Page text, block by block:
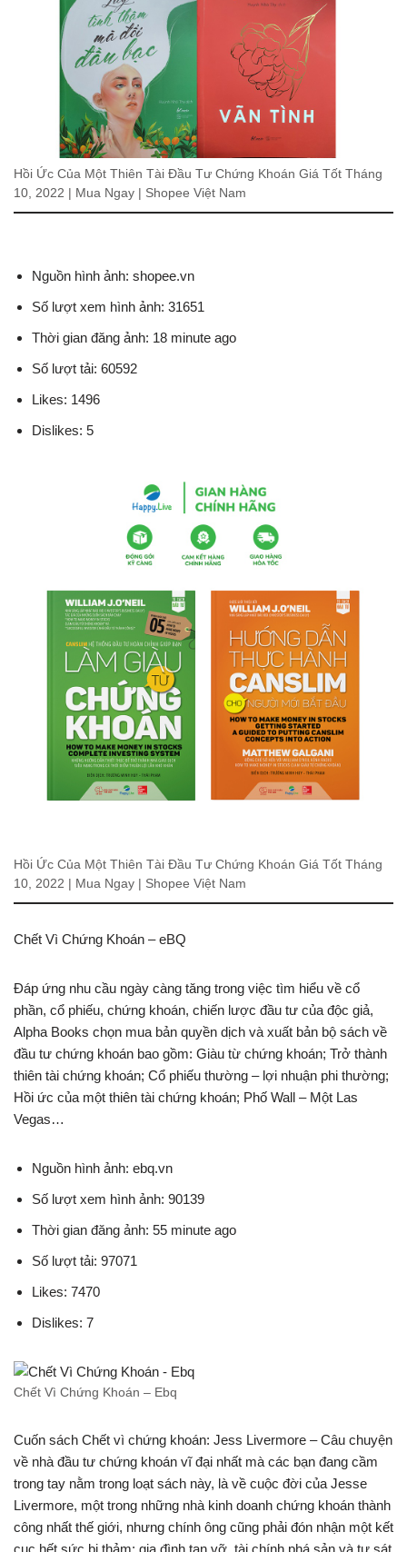
Hồi Ức Của Một Thiên Tài Đầu Tư Chứng Khoán Giá Tốt Tháng
10, 2022 | Mua Ngay | Shopee Việt Nam
Nguồn hình ảnh: shopee.vn
Số lượt xem hình ảnh: 31651
Thời gian đăng ảnh: 18 minute ago
Số lượt tải: 60592
Likes: 1496
Dislikes: 5
Hồi Ức Của Một Thiên Tài Đầu Tư Chứng Khoán Giá Tốt Tháng
10, 2022 | Mua Ngay | Shopee Việt Nam
Chết Vì Chứng Khoán – eBQ
Đáp ứng nhu cầu ngày càng tăng trong việc tìm hiểu về cổ
phần, cổ phiếu, chứng khoán, chiến lược đầu tư của độc giả,
Alpha Books chọn mua bản quyền dịch và xuất bản bộ sách về
đầu tư chứng khoán bao gồm: Giàu từ chứng khoán; Trở thành
thiên tài chứng khoán; Cổ phiếu thường – lợi nhuận phi thường;
Hồi ức của một thiên tài chứng khoán; Phố Wall – Một Las
Vegas…
Nguồn hình ảnh: ebq.vn
Số lượt xem hình ảnh: 90139
Thời gian đăng ảnh: 55 minute ago
Số lượt tải: 97071
Likes: 7470
Dislikes: 7
Chết Vì Chứng Khoán – Ebq
Cuốn sách Chết vì chứng khoán: Jess Livermore – Câu chuyện
về nhà đầu tư chứng khoán vĩ đại nhất mà các bạn đang cầm
trong tay nằm trong loạt sách này, là về cuộc đời của Jesse
Livermore, một trong những nhà kinh doanh chứng khoán thành
công nhất thế giới, nhưng chính ông cũng phải đón nhận một kết